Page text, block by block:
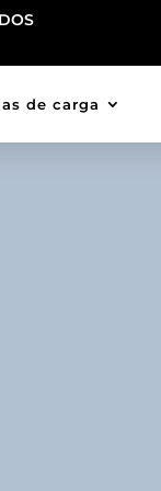
de carga